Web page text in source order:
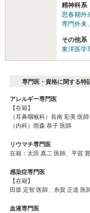
精神科系
思春期外
専門外来
その他系
東洋医学
専門医・資格に関する特
アレルギー専門医
【在籍】
（耳鼻咽喉科）長南 彩美 医師
（内科）雨森 恭子 医師
リウマチ専門医
在籍：太田 真二 医師、平賀
感染症専門医
【在籍】
田坂 定智 医師、糸賀 正道 医
血液専門医